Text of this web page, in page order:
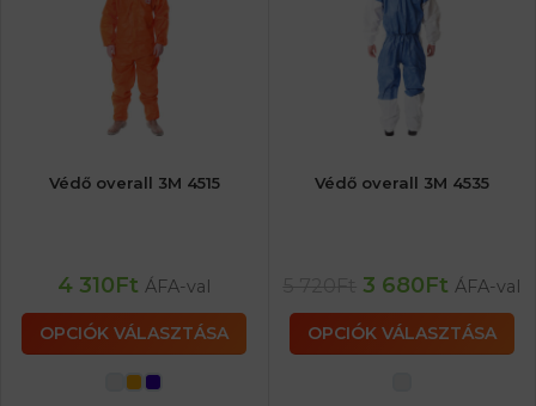
Védő overall 3M 4515
4 310Ft ÁFA-val
OPCIÓK VÁLASZTÁSA
Védő overall 3M 4535
3 680Ft ÁFA-val
OPCIÓK VÁLASZTÁSA